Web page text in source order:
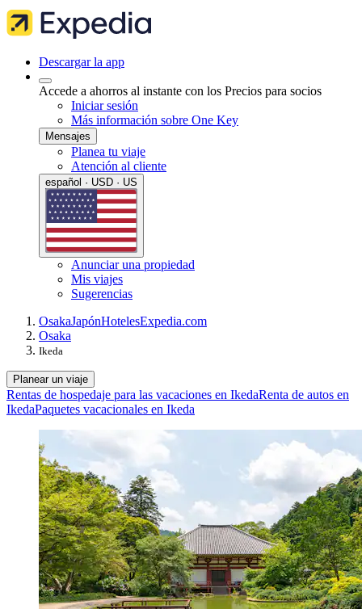
Descargar la app
Accede a ahorros al instante con los Precios para socios
Iniciar sesión
Más información sobre One Key
Mensajes
Planea tu viaje
Atención al cliente
español · USD · US
Anunciar una propiedad
Mis viajes
Sugerencias
OsakaJapónHotelesExpedia.com
Osaka
Ikeda
Planear un viaje
Rentas de hospedaje para las vacaciones en IkedaRenta de autos en
IkedaPaquetes vacacionales en Ikeda